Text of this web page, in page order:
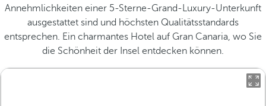
Annehmlichkeiten einer 5-Sterne-Grand-Luxury-Unterkunft
ausgestattet sind und höchsten Qualitätsstandards
entsprechen. Ein charmantes Hotel auf Gran Canaria, wo Sie
die Schönheit der Insel entdecken können.